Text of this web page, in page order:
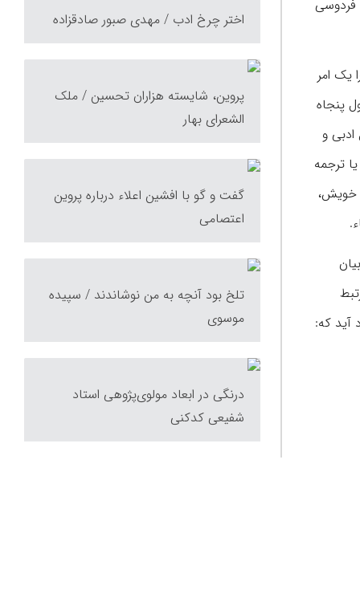
فردوسی
یک امر
پنجاه
و
ترجمه
خویش،
مرتبط
اختر چرخ ادب / مهدی صبور صادقزاده
پروین، شایسته هزاران تحسین / ملک
الشعرای بهار
گفت و گو با افشین اعلاء درباره پروین
اعتصامی
تلخ بود آنچه به من نوشاندند / سپیده
موسوی
درنگی در ابعاد مولوی‌پژوهی استاد
شفیعی کدکنی